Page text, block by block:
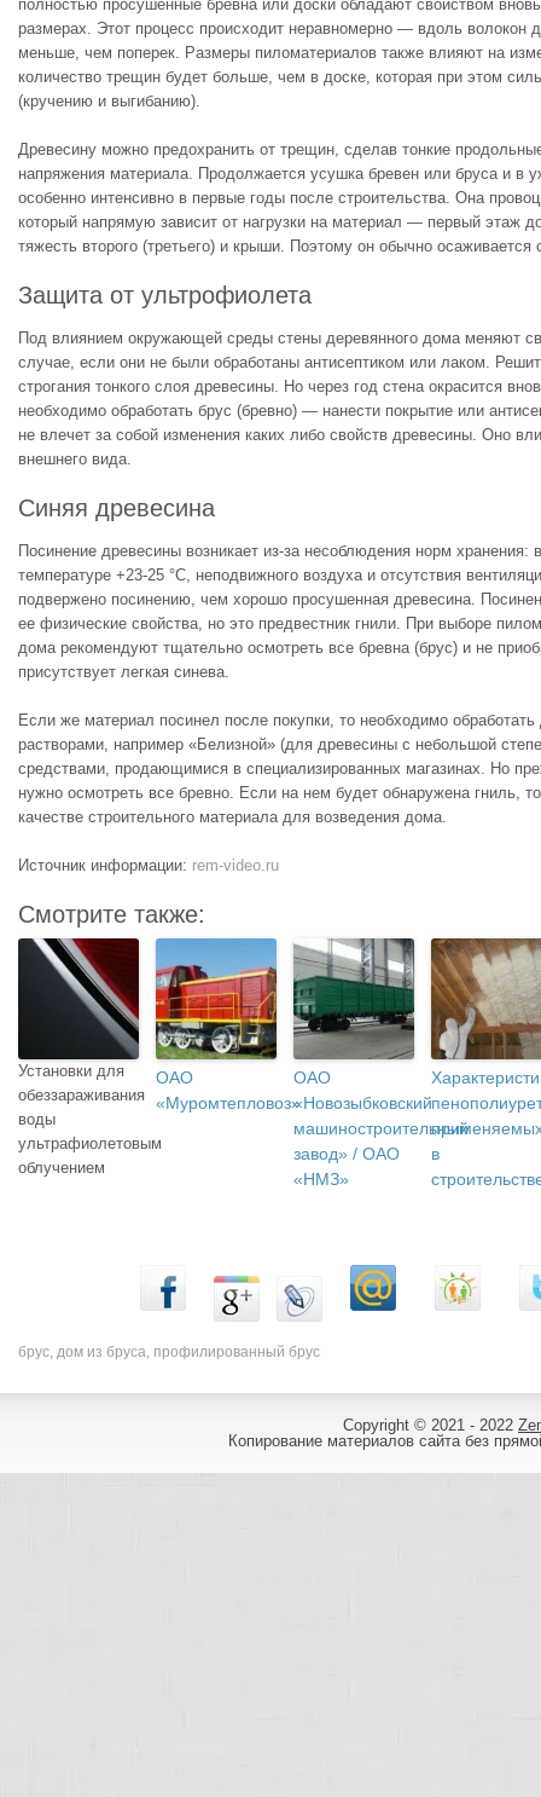
полностью просушенные бревна или доски обладают свойством
размерах. Этот процесс происходит неравномерно — вдоль волокон
меньше, чем поперек. Размеры пиломатериалов также влияют на
количество трещин будет больше, чем в доске, которая при этом
(кручению и выгибанию).
Древесину можно предохранить от трещин, сделав тонкие
напряжения материала. Продолжается усушка бревен или бруса и в
особенно интенсивно в первые годы после строительства. Она
который напрямую зависит от нагрузки на материал — первый этаж
тяжесть второго (третьего) и крыши. Поэтому он обычно осаживается
Защита от ультрофиолета
Под влиянием окружающей среды стены деревянного дома меняют
случае, если они не были обработаны антисептиком или лаком.
строгания тонкого слоя древесины. Но через год стена окрасится
необходимо обработать брус (бревно) — нанести покрытие или
не влечет за собой изменения каких либо свойств древесины. Оно
внешнего вида.
Синяя древесина
Посинение древесины возникает из-за несоблюдения норм хранения:
температуре +23-25 °С, неподвижного воздуха и отсутствия
подвержено посинению, чем хорошо просушенная древесина.
ее физические свойства, но это предвестник гнили. При выборе
дома рекомендуют тщательно осмотреть все бревна (брус) и не
присутствует легкая синева.
Если же материал посинел после покупки, то необходимо
растворами, например «Белизной» (для древесины с небольшой
средствами, продающимися в специализированных магазинах. Но
нужно осмотреть все бревно. Если на нем будет обнаружена гниль,
качестве строительного материала для возведения дома.
Источник информации: rem-video.ru
Смотрите также:
Установки для
обеззараживания
воды
ультрафиолетовым
облучением
ОАО
«Муромтепловоз»
ОАО
«Новозыбковский
машиностроительный
завод» / ОАО
«НМЗ»
в
брус, дом из бруса, профилированный брус
Copyright © 2021 - 2022
Копирование материалов сайта без